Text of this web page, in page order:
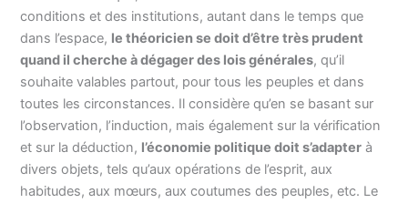
conditions et des institutions, autant dans le temps que
dans l’espace, le théoricien se doit d’être très prudent
quand il cherche à dégager des lois générales, qu’il
souhaite valables partout, pour tous les peuples et dans
toutes les circonstances. Il considère qu’en se basant sur
l’observation, l’induction, mais également sur la vérification
et sur la déduction, l’économie politique doit s’adapter à
divers objets, tels qu’aux opérations de l’esprit, aux
habitudes, aux mœurs, aux coutumes des peuples, etc. Le